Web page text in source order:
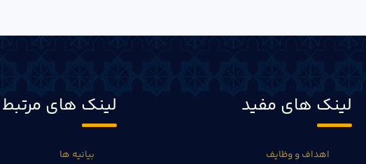
لینک های مفید
اهداف و وظایف
لینک های مرتبط
بیانیه ها